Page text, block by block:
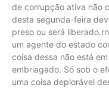
de corrupção ativa não
desta segunda-feira
preso ou será
um agente do estado
coisa dessa não está
embriagado. Só sob o
uma coisa deplorável